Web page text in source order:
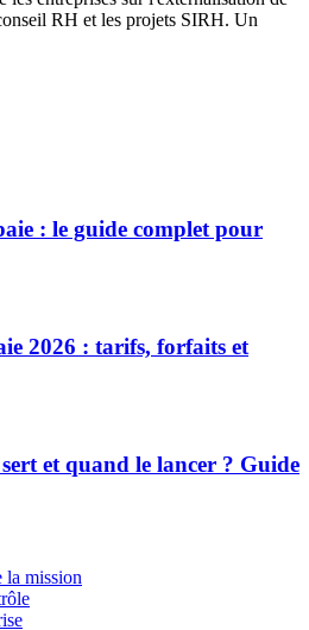
RH et les projets SIRH. Un
: le guide complet pour
2026 : tarifs, forfaits et
et quand le lancer ? Guide
la mission